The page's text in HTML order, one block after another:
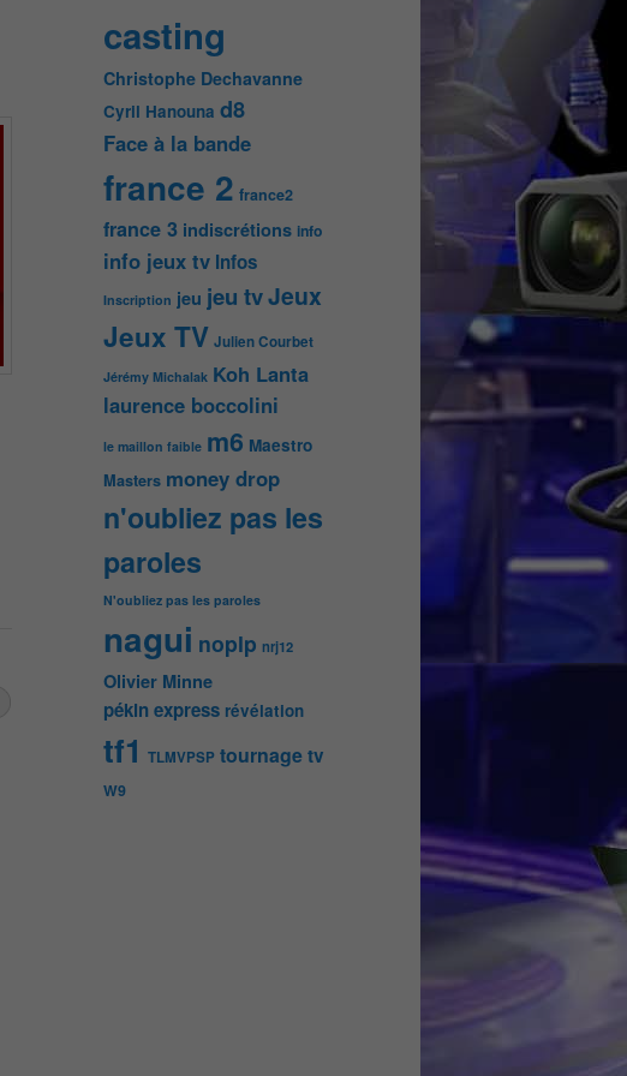
casting
Christophe Dechavanne
Cyril Hanouna d8
Face à la bande
france 2 france2
france 3 indiscrétions info
info jeux tv Infos
Inscription jeu jeu tvJeux
Jeux TV Julien Courbet
Jérémy Michalak Koh Lanta
laurence boccolini
le maillon faible m6 Maestro
Masters money drop
n'oubliez pas les
paroles
N'oubliez pas les paroles
nagui noplp nrj12
Olivier Minne
pékin express révélation
tf1 TLMVPSP tournagetv
W9